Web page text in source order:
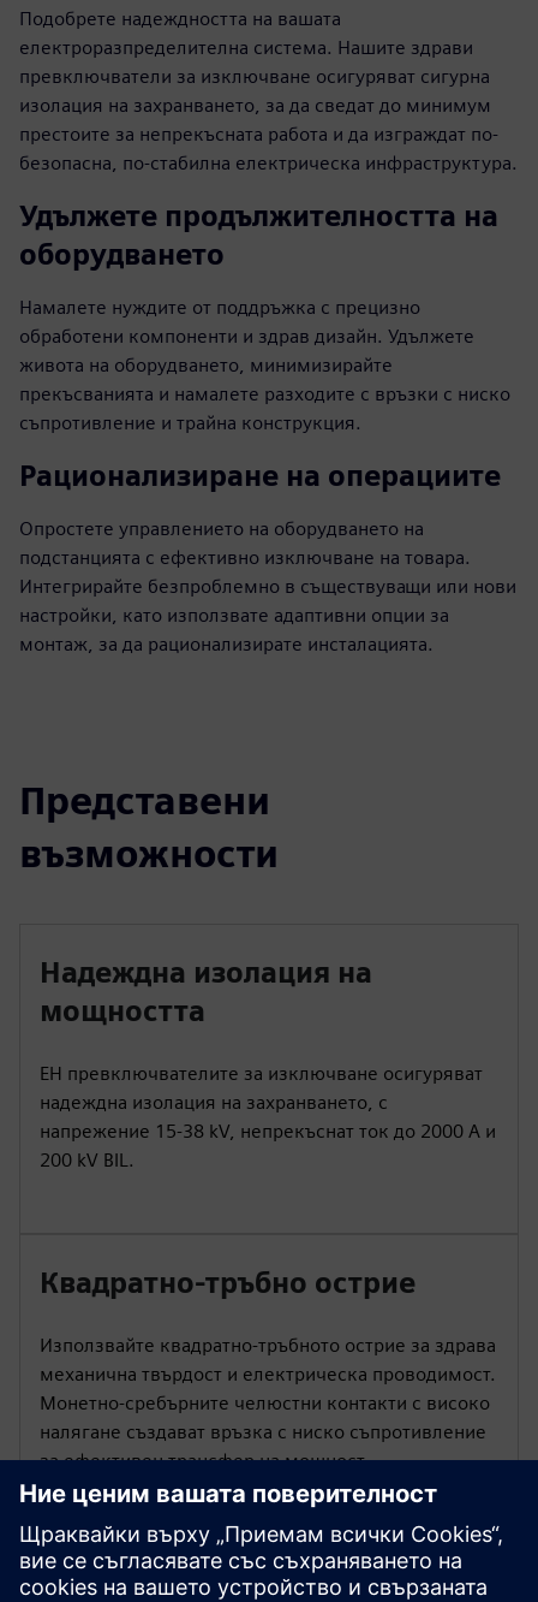
Подобрете надеждността на вашата
електроразпределителна система. Нашите здрави
превключватели за изключване осигуряват сигурна
изолация на захранването, за да сведат до минимум
престоите за непрекъсната работа и да изграждат по-
безопасна, по-стабилна електрическа инфраструктура.
Удължете продължителността на
оборудването
Намалете нуждите от поддръжка с прецизно
обработени компоненти и здрав дизайн. Удължете
живота на оборудването, минимизирайте
прекъсванията и намалете разходите с връзки с ниско
съпротивление и трайна конструкция.
Рационализиране на операциите
Опростете управлението на оборудването на
подстанцията с ефективно изключване на товара.
Интегрирайте безпроблемно в съществуващи или нови
настройки, като използвате адаптивни опции за
монтаж, за да рационализирате инсталацията.
Представени
възможности
Надеждна изолация на
мощността
EH превключвателите за изключване осигуряват
надеждна изолация на захранването, с
напрежение 15-38 kV, непрекъснат ток до 2000 A и
200 kV BIL.
Квадратно-тръбно острие
Използвайте квадратно-тръбното острие за здрава
механична твърдост и електрическа проводимост.
Монетно-сребърните челюстни контакти с високо
налягане създават връзка с ниско съпротивление
за ефективен трансфер на мощност.
Гъвкава инсталация